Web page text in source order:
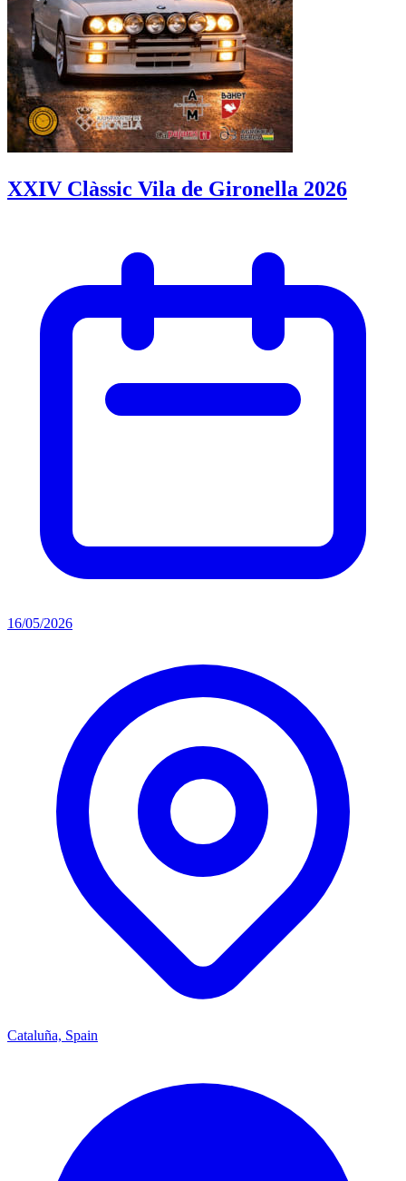
XXIV Clàssic Vila de Gironella 2026
16/05/2026
Cataluña, Spain